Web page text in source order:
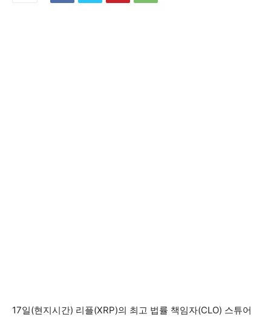
17일(현지시간) 리플(XRP)의 최고 법률 책임자(CLO) 스튜어